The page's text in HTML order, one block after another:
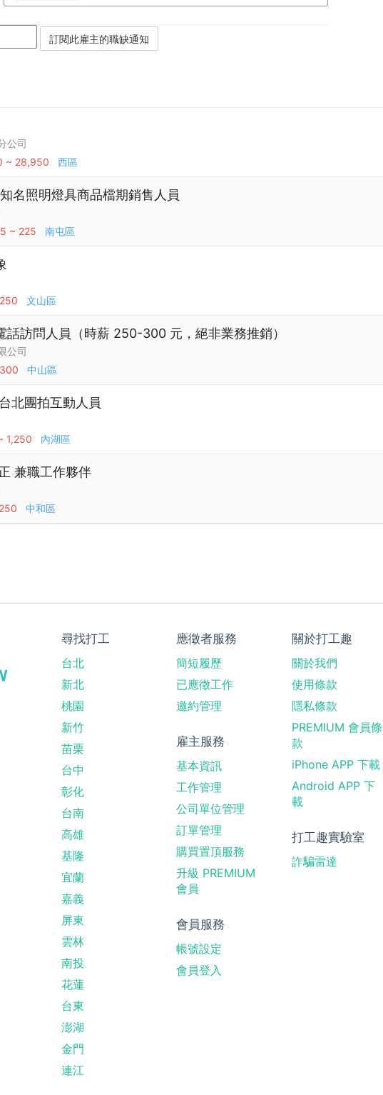
公司
~ 28,950 西區
名照明燈具商品檔期銷售人員
~ 225 南屯區
文山區
話訪問人員（時薪 250-300 元，絕非業務推銷）
公司
中山區
北團拍互動人員
1,250 內湖區
兼職工作夥伴
中和區
尋找打工
台北
新北
桃園
新竹
苗栗
台中
彰化
台南
高雄
基隆
宜蘭
嘉義
屏東
雲林
南投
花蓮
台東
澎湖
金門
連江
應徵者服務
簡短履歷
已應徵工作
邀約管理
雇主服務
基本資訊
工作管理
公司單位管理
訂單管理
購買置頂服務
升級 PREMIUM
會員
會員服務
帳號設定
會員登入
關於打工趣
關於我們
使用條款
隱私條款
PREMIUM 會員條
款
iPhone APP 下載
Android APP 下
載
打工趣實驗室
詐騙雷達